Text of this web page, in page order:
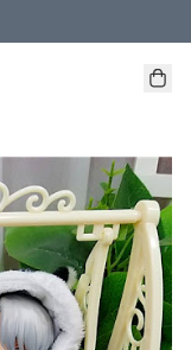
貨、本地取貨、國際送貨 )